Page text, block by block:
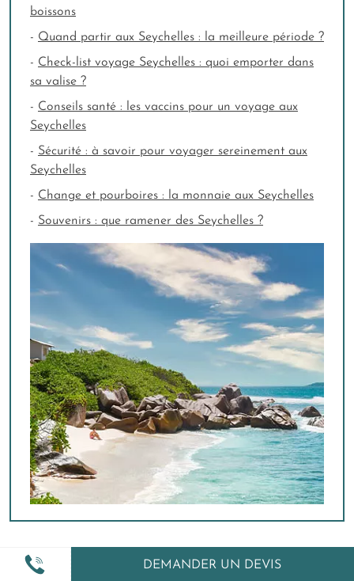
DEMANDER UN DEVIS
boissons
- Quand partir aux Seychelles : la meilleure période ?
- Check-list voyage Seychelles : quoi emporter dans
sa valise ?
- Conseils santé : les vaccins pour un voyage aux
Seychelles
- Sécurité : à savoir pour voyager sereinement aux
Seychelles
- Change et pourboires : la monnaie aux Seychelles
- Souvenirs : que ramener des Seychelles ?
Nos agences de voyages Amplitudes à